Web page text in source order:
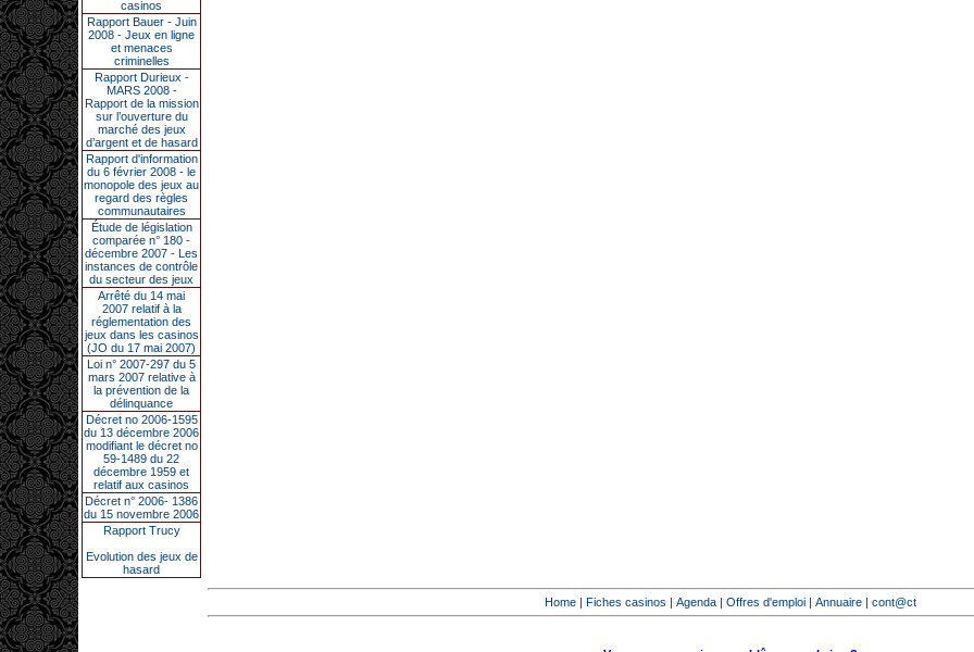
casinos
Rapport Bauer - Juin
2008 - Jeux en ligne
et menaces
criminelles
Rapport Durieux -
MARS 2008 -
Rapport de la mission
sur l’ouverture du
marché des jeux
d’argent et de hasard
Rapport d'information
du 6 février 2008 - le
monopole des jeux au
regard des règles
communautaires
Étude de législation
comparée n° 180 -
décembre 2007 - Les
instances de contrôle
du secteur des jeux
Arrêté du 14 mai
2007 relatif à la
réglementation des
jeux dans les casinos
(JO du 17 mai 2007)
Loi n° 2007-297 du 5
mars 2007 relative à
la prévention de la
délinquance
Décret no 2006-1595
du 13 décembre 2006
modifiant le décret no
59-1489 du 22
décembre 1959 et
relatif aux casinos
Décret n° 2006- 1386
du 15 novembre 2006
Rapport Trucy
Evolution des jeux de
hasard
Home | Fiches casinos | Agenda | Offres d'emploi | Annuaire | cont@ct